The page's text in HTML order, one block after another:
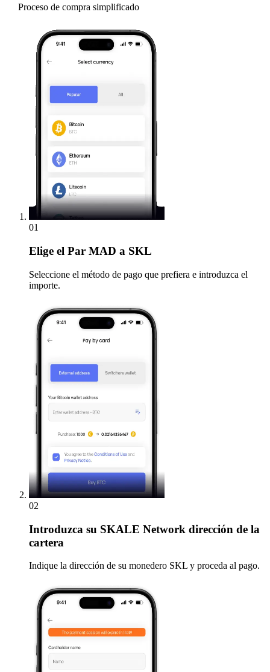
Proceso de compra simplificado
01
Elige el Par MAD a SKL
Seleccione el método de pago que prefiera e introduzca el
importe.
02
Introduzca su SKALE Network dirección de la
cartera
Indique la dirección de su monedero SKL y proceda al pago.